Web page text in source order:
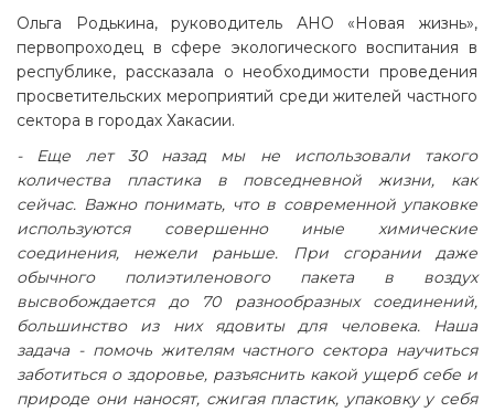
Ольга Родькина, руководитель АНО «Новая жизнь»,
первопроходец в сфере экологического воспитания в
республике, рассказала о необходимости проведения
просветительских мероприятий среди жителей частного
сектора в городах Хакасии.
- Еще лет 30 назад мы не использовали такого
количества пластика в повседневной жизни, как
сейчас. Важно понимать, что в современной упаковке
используются совершенно иные химические
соединения, нежели раньше. При сгорании даже
обычного полиэтиленового пакета в воздух
высвобождается до 70 разнообразных соединений,
большинство из них ядовиты для человека. Наша
задача - помочь жителям частного сектора научиться
заботиться о здоровье, разъяснить какой ущерб себе и
природе они наносят, сжигая пластик, упаковку у себя